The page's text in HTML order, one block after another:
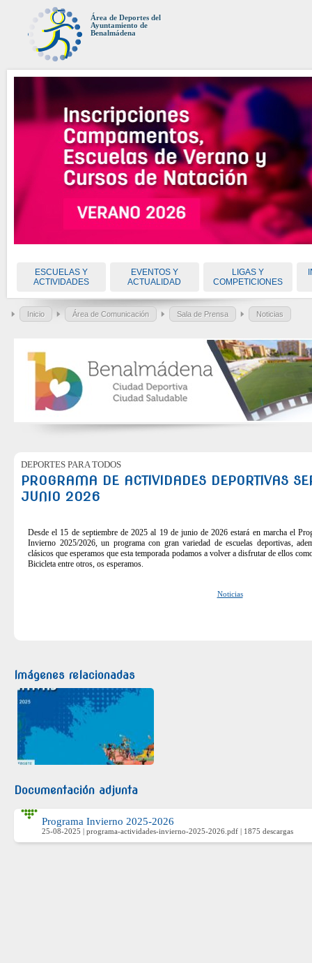
Área de Deportes del
Ayuntamiento de
Benalmádena
ESCUELAS Y
ACTIVIDADES
EVENTOS Y
ACTUALIDAD
LIGAS Y
COMPETICIONES
Inicio Área de Comunicación Sala de Prensa Noticias
DEPORTES PARA TODOS
PROGRAMA DE ACTIVIDADES DEPORTIVAS
JUNIO 2026
Desde el 15 de septiembre de 2025 al 19 de junio de 2026 estará en marcha el
Invierno 2025/2026, un programa con gran variedad de escuelas deportivas,
clásicos que esperamos que esta temporada podamos a volver a disfrutar de ellos
Bicicleta entre otros, os esperamos.
Noticias
Imágenes relacionadas
Documentación adjunta
Programa Invierno 2025-2026
25-08-2025 | programa-actividades-invierno-2025-2026.pdf | 1875 descargas